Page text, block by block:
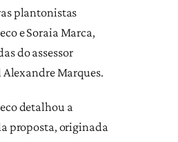
plantonistas
e Soraia Marca,
do assessor
Marques.
detalhou a
proposta, originada